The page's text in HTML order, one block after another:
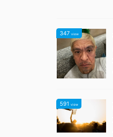
347 view
591 view